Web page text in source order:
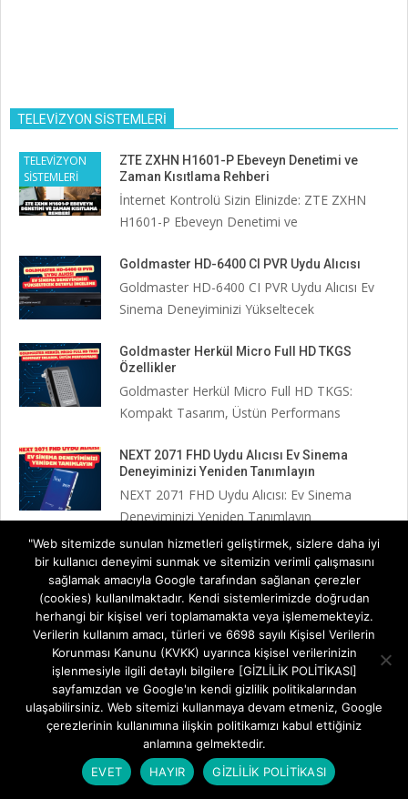
TELEVİZYON SİSTEMLERİ
TELEVİZYON
SİSTEMLERİ
ZTE ZXHN H1601-P Ebeveyn Denetimi ve
Zaman Kısıtlama Rehberi
İnternet Kontrolü Sizin Elinizde: ZTE ZXHN
H1601-P Ebeveyn Denetimi ve
Goldmaster HD-6400 CI PVR Uydu Alıcısı
Goldmaster HD-6400 CI PVR Uydu Alıcısı Ev
Sinema Deneyiminizi Yükseltecek
Goldmaster Herkül Micro Full HD TKGS
Özellikler
Goldmaster Herkül Micro Full HD TKGS:
Kompakt Tasarım, Üstün Performans
NEXT 2071 FHD Uydu Alıcısı Ev Sinema
Deneyiminizi Yeniden Tanımlayın
NEXT 2071 FHD Uydu Alıcısı: Ev Sinema
Deneyiminizi Yeniden Tanımlayın
Redline S150 HD Kurulum Rehberi
Televizyon Keyfinizi Kesintisiz Kılın: Redline
S150 HD Kurulum Rehberi Yeni
Redline S150 HD Uydu Alıcı İncelemesi
Televizyon Keyfini Standartların Ötesine
Taşıyın Redline S150 HD Uydu Alıcı
Next Minix HD Black 3 Kurulum Rehberi
Next Minix HD Black 3 Kurulum Rehberi: Adım
Adım Televizyon
"Web sitemizde sunulan hizmetleri geliştirmek, sizlere daha iyi
bir kullanıcı deneyimi sunmak ve sitemizin verimli çalışmasını
sağlamak amacıyla Google tarafından sağlanan çerezler
(cookies) kullanılmaktadır. Kendi sistemlerimizde doğrudan
herhangi bir kişisel veri toplamamakta veya işlememekteyiz.
Verilerin kullanım amacı, türleri ve 6698 sayılı Kişisel Verilerin
Korunması Kanunu (KVKK) uyarınca kişisel verilerinizin
işlenmesiyle ilgili detaylı bilgilere [GİZLİLİK POLİTİKASI]
sayfamızdan ve Google'ın kendi gizlilik politikalarından
ulaşabilirsiniz. Web sitemizi kullanmaya devam etmeniz, Google
çerezlerinin kullanımına ilişkin politikamızı kabul ettiğiniz
anlamına gelmektedir.
EVET
HAYIR GİZLİLİK POLİTİKASI